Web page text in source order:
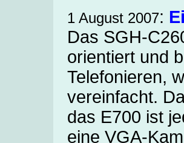
1 August 2007:
Das SGH-
orientiert und
Telefonieren,
vereinfacht.
das E700 ist
eine VGA-